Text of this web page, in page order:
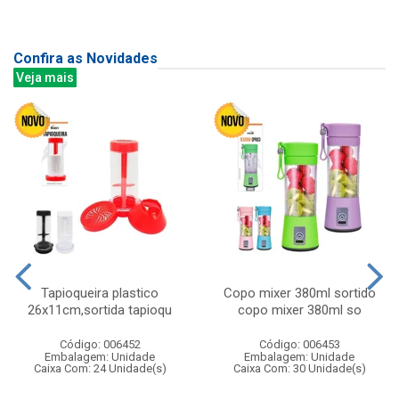
Confira as Novidades
Veja mais
Tapioqueira plastico
26x11cm,sortida tapioqu
Código: 006452
Embalagem: Unidade
Caixa Com: 24 Unidade(s)
Copo mixer 380ml sortido
copo mixer 380ml so
Código: 006453
Embalagem: Unidade
Caixa Com: 30 Unidade(s)